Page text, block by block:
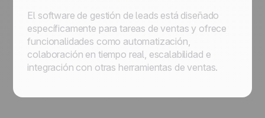
El software de gestión de leads está diseñado
específicamente para tareas de ventas y ofrece
funcionalidades como automatización,
colaboración en tiempo real, escalabilidad e
integración con otras herramientas de ventas.